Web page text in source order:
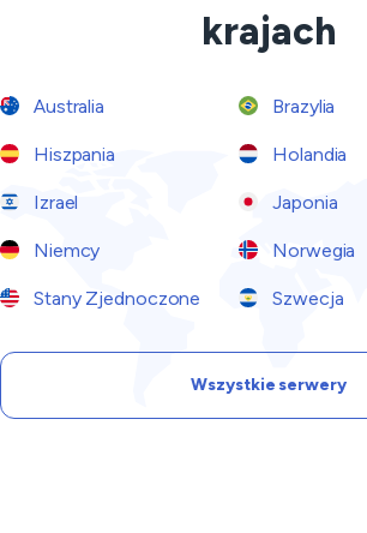
krajach
Australia Brazylia
Hiszpania Holandia
Izrael Japonia
Niemcy Norwegia
Stany Zjednoczone Szwecja
Wszystkie serwery